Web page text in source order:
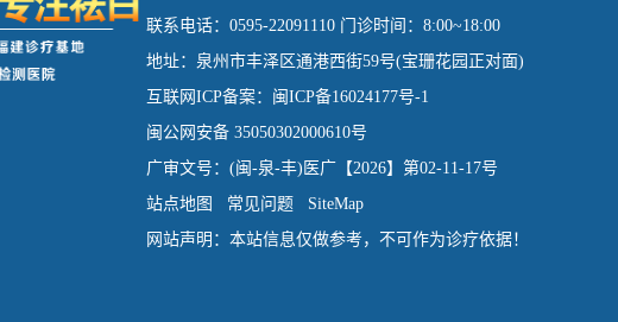
联系电话：0595-22091110 门诊时间：8:00~18:00
地址：泉州市丰泽区通港西街59号(宝珊花园正对面)
互联网ICP备案：闽ICP备16024177号-1
闽公网安备 35050302000610号
广审文号：(闽-泉-丰)医广【2026】第02-11-17号
站点地图
常见问题
SiteMap
网站声明：本站信息仅做参考，不可作为诊疗依据！